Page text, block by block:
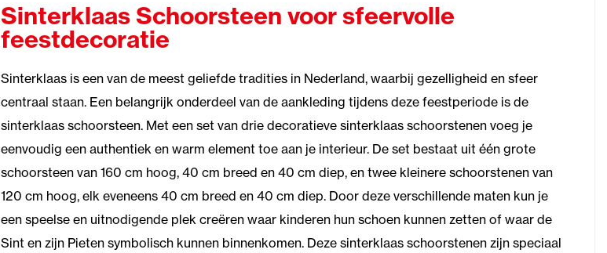
Sinterklaas Schoorsteen voor sfeervolle
feestdecoratie
Sinterklaas is een van de meest geliefde tradities in Nederland, waarbij gezelligheid en sfeer
centraal staan. Een belangrijk onderdeel van de aankleding tijdens deze feestperiode is de
sinterklaas schoorsteen. Met een set van drie decoratieve sinterklaas schoorstenen voeg je
eenvoudig een authentiek en warm element toe aan je interieur. De set bestaat uit één grote
schoorsteen van 160 cm hoog, 40 cm breed en 40 cm diep, en twee kleinere schoorstenen van
120 cm hoog, elk eveneens 40 cm breed en 40 cm diep. Door deze verschillende maten kun je
een speelse en uitnodigende plek creëren waar kinderen hun schoen kunnen zetten of waar de
Sint en zijn Pieten symbolisch kunnen binnenkomen. Deze sinterklaas schoorstenen zijn speciaal